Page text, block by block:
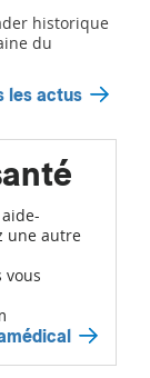
historique
du
les actus
une autre
vous